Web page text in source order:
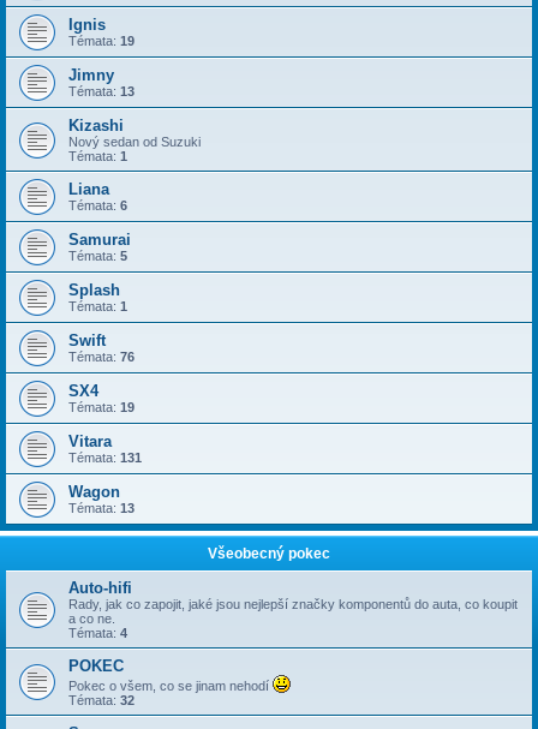
Ignis
Témata: 19
Jimny
Témata: 13
Kizashi
Nový sedan od Suzuki
Témata: 1
Liana
Témata: 6
Samurai
Témata: 5
Splash
Témata: 1
Swift
Témata: 76
SX4
Témata: 19
Vitara
Témata: 131
Wagon
Témata: 13
Všeobecný pokec
Auto-hifi
Rady, jak co zapojit, jaké jsou nejlepší značky komponentů do auta, co koupit
a co ne.
Témata: 4
POKEC
Pokec o všem, co se jinam nehodí
Témata: 32